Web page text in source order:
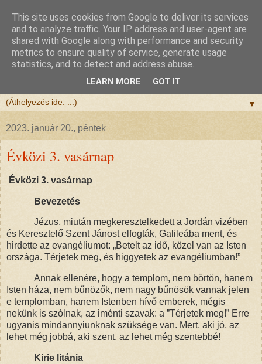
Félix atya
Szeretettel köszöntöm a honlapomra ellátogatót.
▼
2023. január 20., péntek
Évközi 3. vasárnap
Évközi 3. vasárnap
Bevezetés
Jézus, miután megkeresztelkedett a Jordán vizében
és Keresztelő Szent Jánost elfogták, Galileába ment, és
hirdette az evangéliumot: „Betelt az idő, közel van az Isten
országa. Térjetek meg, és higgyetek az evangéliumban!”
Annak ellenére, hogy a templom, nem börtön, hanem
Isten háza, nem bűnözők, nem nagy bűnösök vannak jelen
e templomban, hanem Istenben hívő emberek, mégis
nekünk is szólnak, az iménti szavak: a ”Térjetek meg!” Erre
ugyanis mindannyiunknak szüksége van. Mert, aki jó, az
lehet még jobbá, aki szent, az lehet még szentebbé!
Kirie litánia
This site uses cookies from Google to deliver its services
and to analyze traffic. Your IP address and user-agent are
shared with Google along with performance and security
metrics to ensure quality of service, generate usage
statistics, and to detect and address abuse.
LEARN MORE GOT IT